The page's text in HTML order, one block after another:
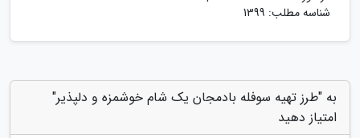
شناسه مطلب: 1399
به "طرز تهیه سوفله بادمجان یک شام خوشمزه و دلپذیر"
امتیاز دهید